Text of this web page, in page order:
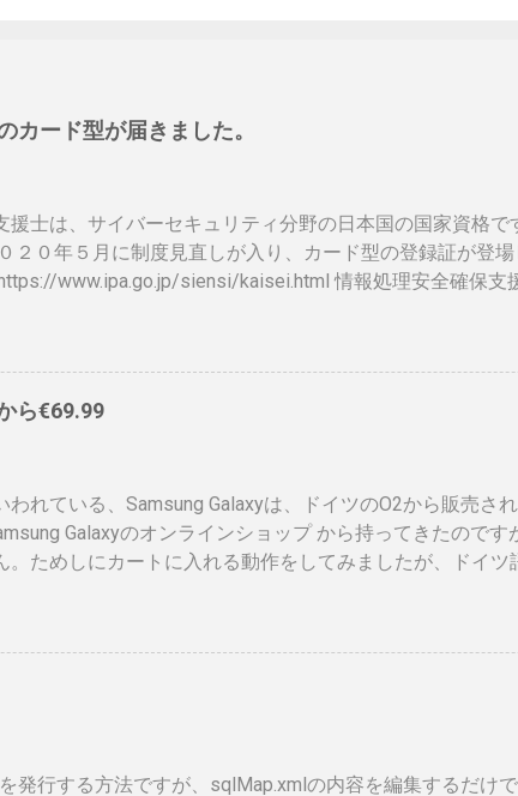
カード型が届きました。
援士は、サイバーセキュリティ分野の日本国の国家資格で
２０年５月に制度見直しが入り、カード型の登録証が登
www.ipa.go.jp/siensi/kaisei.html 情報処理安全確保支
グリーン、ブルー、ゴールドと色が変わるらしい。（ゴ
って、せっかく作ったのに、今のデジタル庁云々の話の流
siensi/toberiss/index.html ※生年月日の部分だけ加
なので大丈夫です。 ※名前は、私の場合隠しても意味がな
で、講習等でお金を払うタイミングで、やめるかを決める
するの忘れそう。 まとめ カードが届いて少し気分が上が
すが、セキュリティ関係もう少しアクティブに動くかなと
務も少し出てきていますし、中の人も結構いろいろと頑
れを持っていると、脆弱性チェックがしやすくなるように
されると良いのになと思ってます。 ふと気が付けば、ここ
ら€69.99
われている、Samsung Galaxyは、ドイツのO2から販売さ
Galaxyのオンラインショップ から持ってきたのです
。ためしにカートに入れる動作をしてみましたが、ドイツ
帯が発売されるというのは大きな進展でデバイスの幅も広
おさらいとして、動画、資料等集めてみました。
発行する方法ですが、sqlMap.xmlの内容を編集するだけ